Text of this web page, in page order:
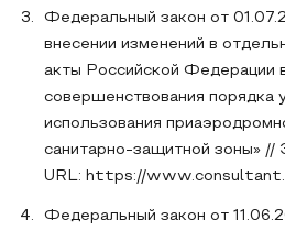
Федеральный закон от
внесении изменений в
акты Российской Федерации
совершенствования порядка
использования
санитарно-защитной зоны» //
URL: https://
Федеральный закон от